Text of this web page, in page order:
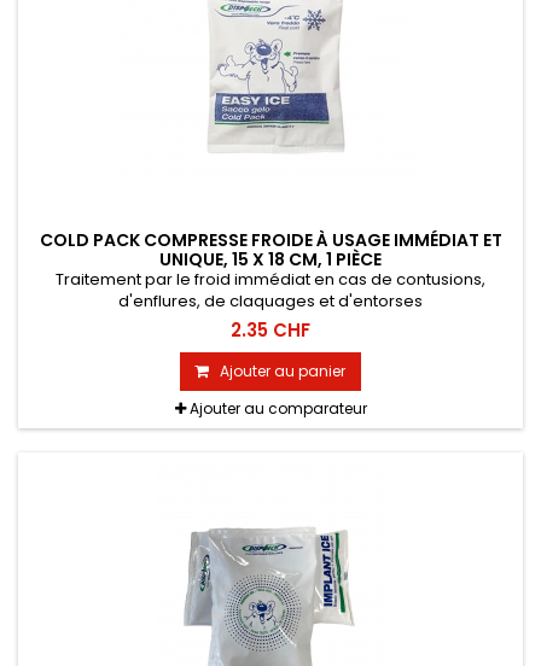
COLD PACK COMPRESSE FROIDE À USAGE IMMÉDIAT ET
UNIQUE, 15 X 18 CM, 1 PIÈCE
Traitement par le froid immédiat en cas de contusions,
d'enflures, de claquages et d'entorses
2.35 CHF
Ajouter au panier
Ajouter au comparateur